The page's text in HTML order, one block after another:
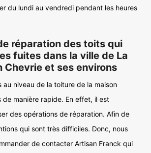
du lundi au vendredi pendant les heures
réparation des toits qui
fuites dans la ville de La
Chevrie et ses environs
au niveau de la toiture de la maison
manière rapide. En effet, il est
des opérations de réparation. Afin de
qui sont très difficiles. Donc, nous
de contacter Artisan Franck qui